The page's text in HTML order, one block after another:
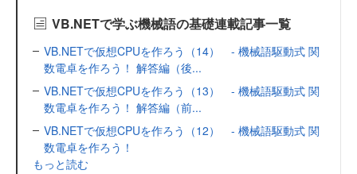
VB.NETで学ぶ機械語の基礎連載記事一覧
VB.NETで仮想CPUを作ろう（14） - 機械語駆動式 関
数電卓を作ろう！ 解答編（後...
VB.NETで仮想CPUを作ろう（13） - 機械語駆動式 関
数電卓を作ろう！ 解答編（前...
VB.NETで仮想CPUを作ろう（12） - 機械語駆動式 関
数電卓を作ろう！
もっと読む